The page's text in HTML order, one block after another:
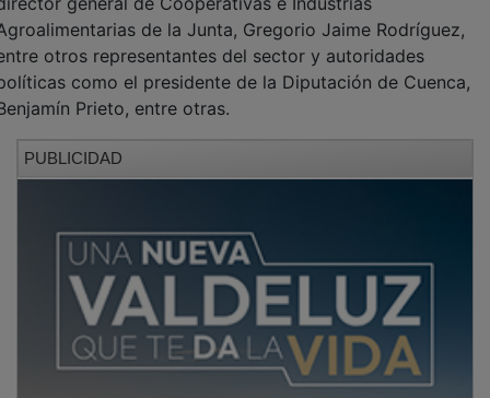
de la Junta, Gregorio Jaime Rodríguez,
otros representantes del sector y autoridades
como el presidente de la Diputación de Cuenca,
Prieto, entre otras.